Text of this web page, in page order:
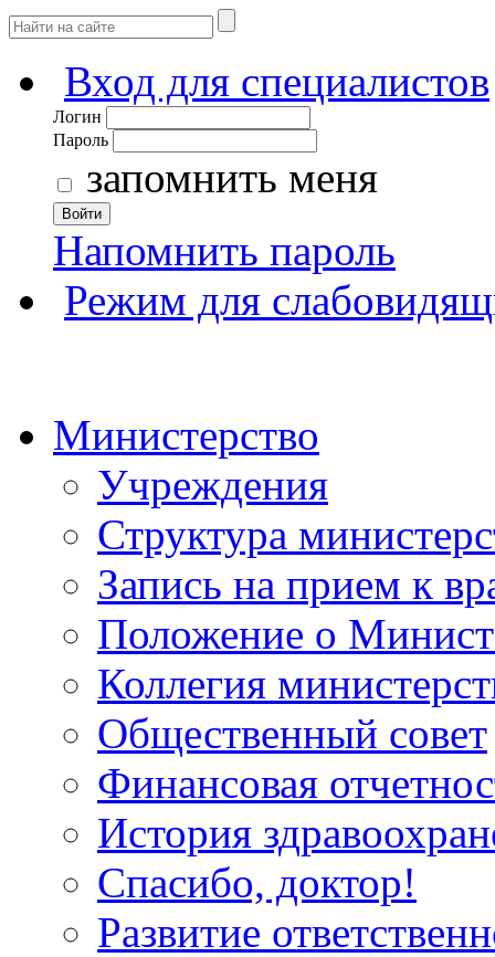
Вход для специалистов
Логин
Пароль
запомнить меня
Войти
Напомнить пароль
Режим для
Министерство
Учреждения
Структура
Запись на прием к
Положение о
Коллегия
Общественный совет
Финансовая
История
Спасибо, доктор!
Развитие